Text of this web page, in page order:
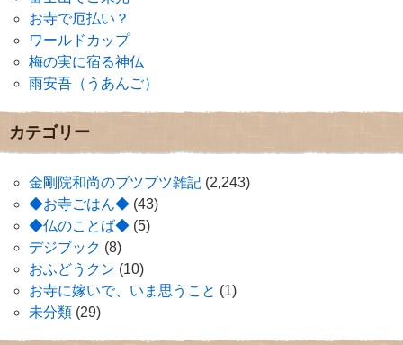
お寺で厄払い？
ワールドカップ
梅の実に宿る神仏
雨安吾（うあんご）
カテゴリー
金剛院和尚のブツブツ雑記 (2,243)
◆お寺ごはん◆ (43)
◆仏のことば◆ (5)
デジブック (8)
おふどうクン (10)
お寺に嫁いで、いま思うこと (1)
未分類 (29)